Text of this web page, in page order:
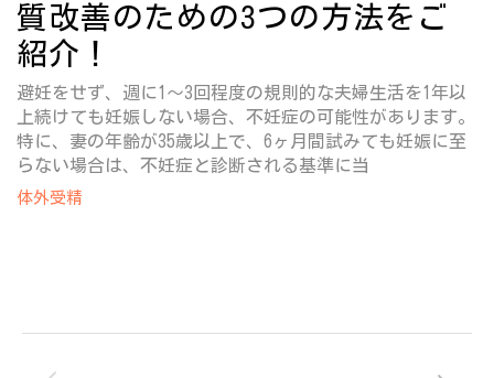
質改善のための3つの方法をご
紹介！
避妊をせず、週に1〜3回程度の規則的な夫婦生活を1年以
上続けても妊娠しない場合、不妊症の可能性があります。
特に、妻の年齢が35歳以上で、6ヶ月間試みても妊娠に至
らない場合は、不妊症と診断される基準に当
体外受精